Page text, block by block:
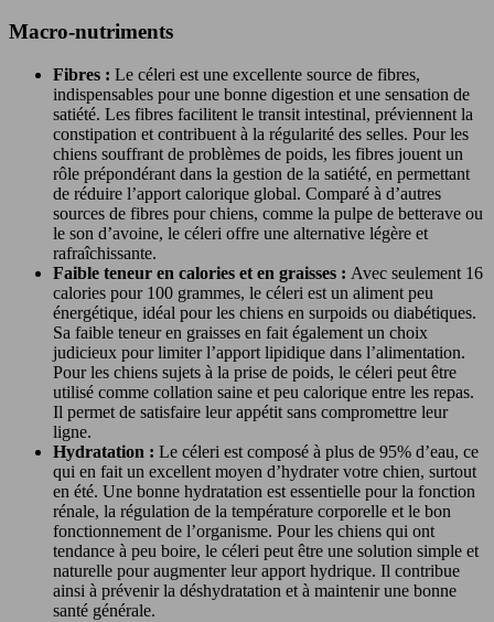
Macro-nutriments
Fibres : Le céleri est une excellente source de fibres,
indispensables pour une bonne digestion et une sensation de
satiété. Les fibres facilitent le transit intestinal, préviennent la
constipation et contribuent à la régularité des selles. Pour les
chiens souffrant de problèmes de poids, les fibres jouent un
rôle prépondérant dans la gestion de la satiété, en permettant
de réduire l’apport calorique global. Comparé à d’autres
sources de fibres pour chiens, comme la pulpe de betterave ou
le son d’avoine, le céleri offre une alternative légère et
rafraîchissante.
Faible teneur en calories et en graisses : Avec seulement 16
calories pour 100 grammes, le céleri est un aliment peu
énergétique, idéal pour les chiens en surpoids ou diabétiques.
Sa faible teneur en graisses en fait également un choix
judicieux pour limiter l’apport lipidique dans l’alimentation.
Pour les chiens sujets à la prise de poids, le céleri peut être
utilisé comme collation saine et peu calorique entre les repas.
Il permet de satisfaire leur appétit sans compromettre leur
ligne.
Hydratation : Le céleri est composé à plus de 95% d’eau, ce
qui en fait un excellent moyen d’hydrater votre chien, surtout
en été. Une bonne hydratation est essentielle pour la fonction
rénale, la régulation de la température corporelle et le bon
fonctionnement de l’organisme. Pour les chiens qui ont
tendance à peu boire, le céleri peut être une solution simple et
naturelle pour augmenter leur apport hydrique. Il contribue
ainsi à prévenir la déshydratation et à maintenir une bonne
santé générale.